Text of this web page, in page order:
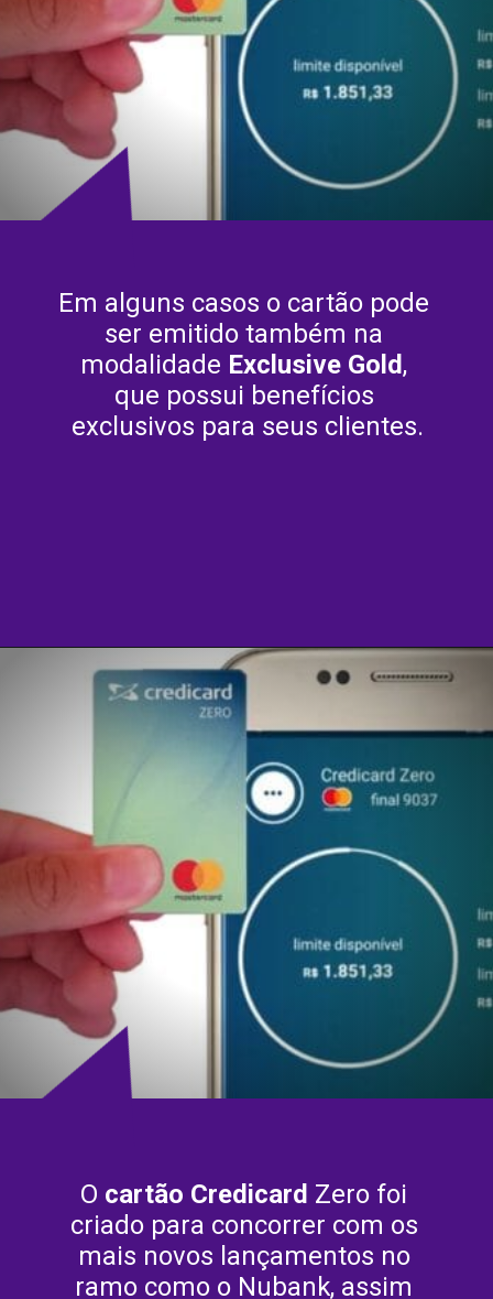
Em alguns casos o cartão pode
ser emitido também na
modalidade Exclusive Gold,
que possui benefícios
exclusivos para seus clientes.
O cartão Credicard Zero foi
criado para concorrer com os
mais novos lançamentos no
ramo como o Nubank, assim